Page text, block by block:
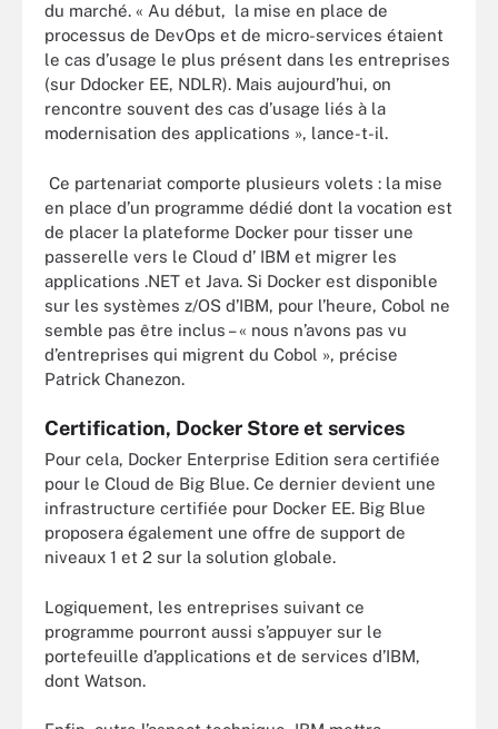
du marché. « Au début, la mise en place de
processus de DevOps et de micro-services étaient
le cas d’usage le plus présent dans les entreprises
(sur Ddocker EE, NDLR). Mais aujourd’hui, on
rencontre souvent des cas d’usage liés à la
modernisation des applications », lance-t-il.
Ce partenariat comporte plusieurs volets : la mise
en place d’un programme dédié dont la vocation est
de placer la plateforme Docker pour tisser une
passerelle vers le Cloud d’ IBM et migrer les
applications .NET et Java. Si Docker est disponible
sur les systèmes z/OS d’IBM, pour l’heure, Cobol ne
semble pas être inclus – « nous n’avons pas vu
d’entreprises qui migrent du Cobol », précise
Patrick Chanezon.
Certification, Docker Store et services
Pour cela, Docker Enterprise Edition sera certifiée
pour le Cloud de Big Blue. Ce dernier devient une
infrastructure certifiée pour Docker EE. Big Blue
proposera également une offre de support de
niveaux 1 et 2 sur la solution globale.
Logiquement, les entreprises suivant ce
programme pourront aussi s’appuyer sur le
portefeuille d’applications et de services d’IBM,
dont Watson.